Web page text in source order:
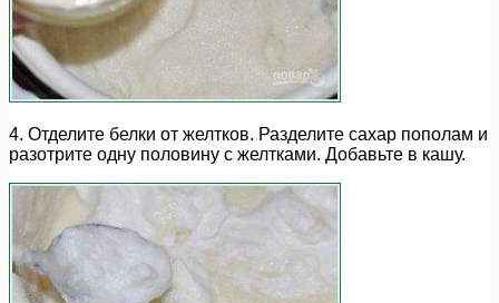
4. Отделите белки от желтков. Разделите сахар пополам и
разотрите одну половину с желтками. Добавьте в кашу.